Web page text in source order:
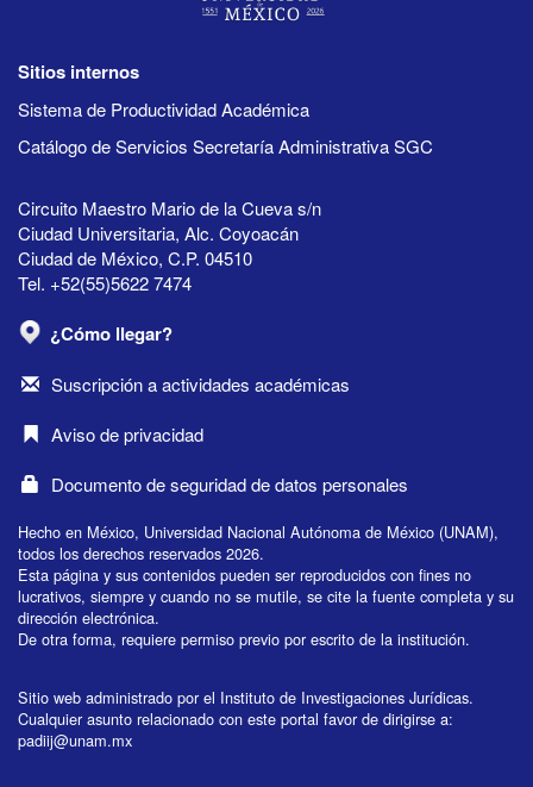
Sitios internos
Sistema de Productividad Académica
Catálogo de Servicios Secretaría Administrativa SGC
Circuito Maestro Mario de la Cueva s/n
Ciudad Universitaria, Alc. Coyoacán
Ciudad de México, C.P. 04510
Tel. +52(55)5622 7474
¿Cómo llegar?
Suscripción a actividades académicas
Aviso de privacidad
Documento de seguridad de datos personales
Hecho en México, Universidad Nacional Autónoma de México (UNAM),
todos los derechos reservados 2026.
Esta página y sus contenidos pueden ser reproducidos con fines no
lucrativos, siempre y cuando no se mutile, se cite la fuente completa y su
dirección electrónica.
De otra forma, requiere permiso previo por escrito de la institución.
Sitio web administrado por el Instituto de Investigaciones Jurídicas.
Cualquier asunto relacionado con este portal favor de dirigirse a:
padiij@unam.mx